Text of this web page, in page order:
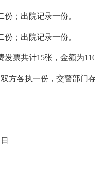
；出院记录一份。
；出院记录一份。
共计15张，金额为
各执一份，交警部门存